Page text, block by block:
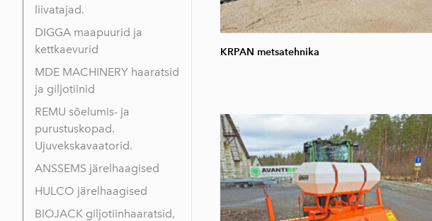
liivatajad.
DIGGA maapuurid ja
kettkaevurid
MDE MACHINERY haaratsid
ja giljotiinid
REMU sõelumis- ja
purustuskopad.
Ujuvekskavaatorid.
ANSSEMS järelhaagised
HULCO järelhaagised
BIOJACK giljotiinhaaratsid,
KRPAN metsatehnika